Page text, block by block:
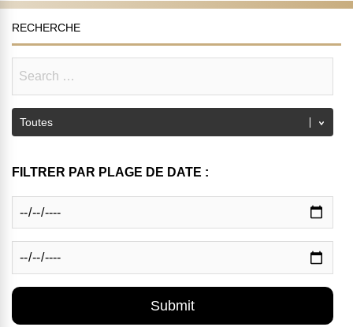
RECHERCHE
FILTRER PAR PLAGE DE DATE :